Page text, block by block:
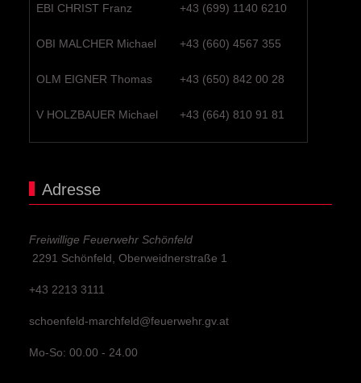
EBI CHRIST Franz +43 (699) 1140 6210
OBI MALCHER Michael +43 (660) 4567 355
OLM EIGNER Thomas +43 (650) 842 00 28
V HOLZBAUER Michael +43 (664) 810 91 81
Adresse
Freiwillige Feuerwehr Schönfeld
2291 Schönfeld, Oberweidnerstraße 1
+43 2213 3111
schoenfeld-marchfeld@feuerwehr.gv.at
Mo-So: 00.00 - 24.00